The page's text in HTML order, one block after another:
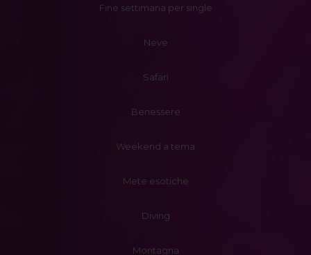
Fine settimana per single
Neve
Safari
Benessere
Weekend a tema
Mete esotiche
Diving
Montagna